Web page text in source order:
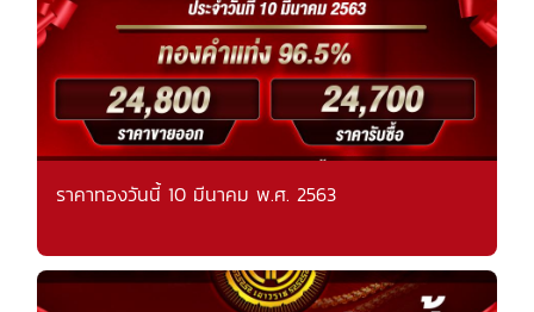
ราคาทองวันนี้ 10 มีนาคม พ.ศ. 2563